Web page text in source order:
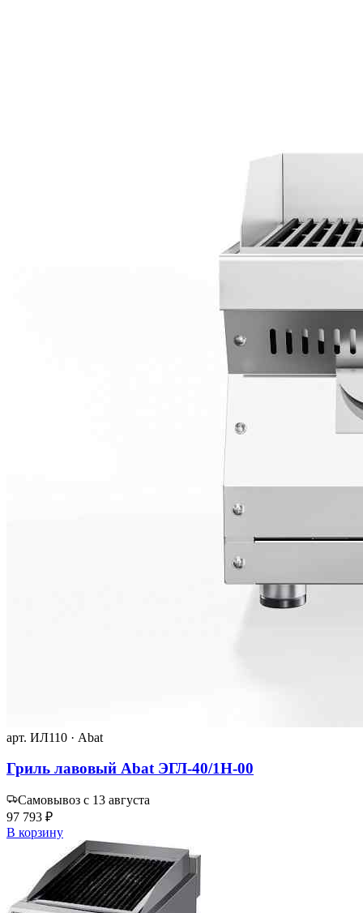
арт. ИЛ110 · Abat
Гриль лавовый Abat ЭГЛ-40/1Н-00
Самовывоз с 13 августа
97 793 ₽
В корзину